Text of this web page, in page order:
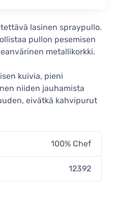
lasinen spraypullo.
pullon pesemisen
metallikorkki.
kuivia, pieni
niiden jauhamista
eivätkä kahvipurut
100% Chef
12392